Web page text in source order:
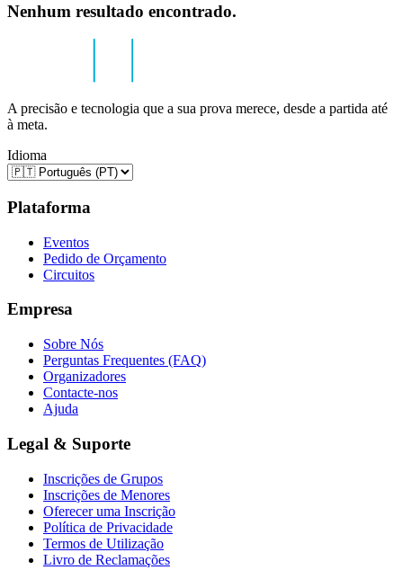
Nenhum resultado encontrado.
A precisão e tecnologia que a sua prova merece, desde a partida até
à meta.
Idioma
Plataforma
Eventos
Pedido de Orçamento
Circuitos
Empresa
Sobre Nós
Perguntas Frequentes (FAQ)
Organizadores
Contacte-nos
Ajuda
Legal & Suporte
Inscrições de Grupos
Inscrições de Menores
Oferecer uma Inscrição
Política de Privacidade
Termos de Utilização
Livro de Reclamações